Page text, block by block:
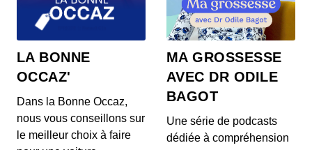
S12E143: L'actu auto du 22 juillet 2020
00:03:25 - IL Y A 6 ANS
1400 ch dans un SUV 100% électrique ? C’est la
nouvelle trouvaille de Ford ! On vos prés...
S12E141: L'actu auto du 21 juillet 2020
00:03:26 - IL Y A 6 ANS
Au menu de ce mardi 21 juillet : des Renault Zoe
LA BONNE
OCCAZ'
Dans la Bonne Occaz,
nous vous conseillons sur
le meilleur choix à faire
MA GROSSESSE
AVEC DR ODILE
BAGOT
Une série de podcasts
dédiée à compréhension